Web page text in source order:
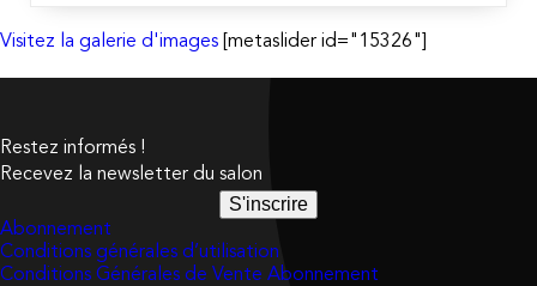
Visitez la galerie d'images [metaslider id="15326"]
Restez informés !
Recevez la newsletter du salon
S'inscrire
Abonnement
Conditions générales d’utilisation
Conditions Générales de Vente Abonnement